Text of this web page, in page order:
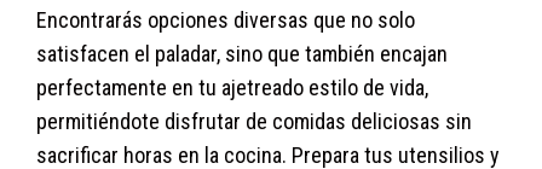
Encontrarás opciones diversas que no solo
satisfacen el paladar, sino que también encajan
perfectamente en tu ajetreado estilo de vida,
permitiéndote disfrutar de comidas deliciosas sin
sacrificar horas en la cocina. Prepara tus utensilios y